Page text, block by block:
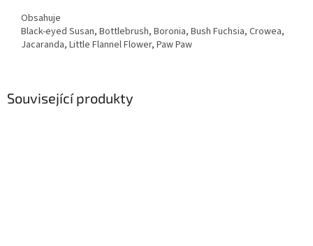
Související produkty
Obsahuje
Black-eyed Susan, Bottlebrush, Boronia, Bush Fuchsia, Crowea,
Jacaranda, Little Flannel Flower, Paw Paw